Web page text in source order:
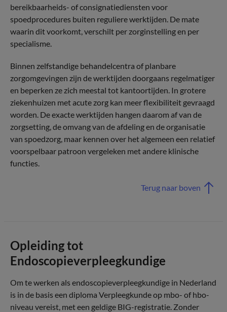
bereikbaarheids- of consignatiediensten voor
spoedprocedures buiten reguliere werktijden. De mate
waarin dit voorkomt, verschilt per zorginstelling en per
specialisme.
Binnen zelfstandige behandelcentra of planbare
zorgomgevingen zijn de werktijden doorgaans regelmatiger
en beperken ze zich meestal tot kantoortijden. In grotere
ziekenhuizen met acute zorg kan meer flexibiliteit gevraagd
worden. De exacte werktijden hangen daarom af van de
zorgsetting, de omvang van de afdeling en de organisatie
van spoedzorg, maar kennen over het algemeen een relatief
voorspelbaar patroon vergeleken met andere klinische
functies.
Terug naar boven
Opleiding tot
Endoscopieverpleegkundige
Om te werken als endoscopieverpleegkundige in Nederland
is in de basis een diploma Verpleegkunde op mbo- of hbo-
niveau vereist, met een geldige BIG-registratie. Zonder